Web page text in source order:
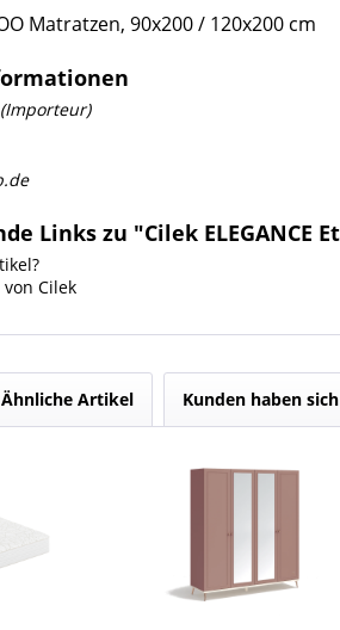
Matratzen, 90x200 / 120x200 cm
Links zu "Cilek ELEGANCE
Cilek
Ähnliche Artikel Kunden haben